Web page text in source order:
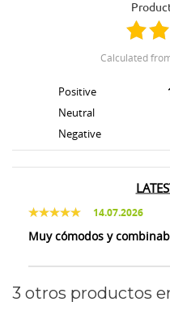
calculated
Positive
Neutral
Negative
14.07.2026
Muy cómodos y
3 otros productos